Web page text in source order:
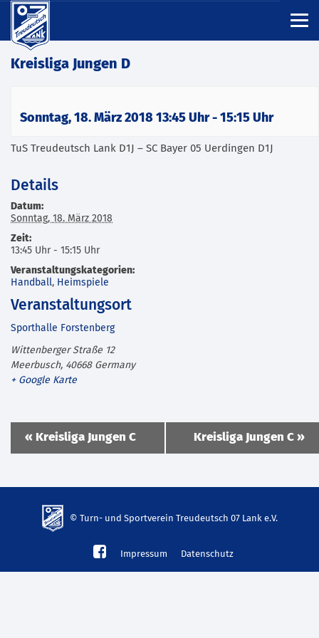
Kreisliga Jungen D
Sonntag, 18. März 2018 13:45 Uhr- 15:15 Uhr
TuS Treudeutsch Lank D1J – SC Bayer 05 Uerdingen D1J
Details
Datum:
Sonntag, 18. März 2018
Zeit:
13:45 Uhr - 15:15 Uhr
Veranstaltungskategorien:
Handball, Heimspiele
Veranstaltungsort
Sporthalle Forstenberg
Wittenberger Straße 12
Meerbusch, 40668 Germany
+ Google Karte
Veranstaltung
Navigation
« Kreisliga Jungen C Kreisliga Jungen C »
© Turn- und Sportverein Treudeutsch 07 Lank e.V.
mp3
Impressum Datenschutz